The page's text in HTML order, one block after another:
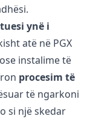
ynë i
atë në PGX
instalime të
procesim të
të ngarkoni
si një skedar